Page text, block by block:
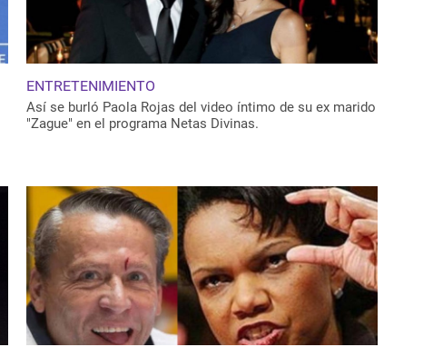
ENTRETENIMIENTO
Así se burló Paola Rojas del video íntimo de su ex marido
"Zague" en el programa Netas Divinas.